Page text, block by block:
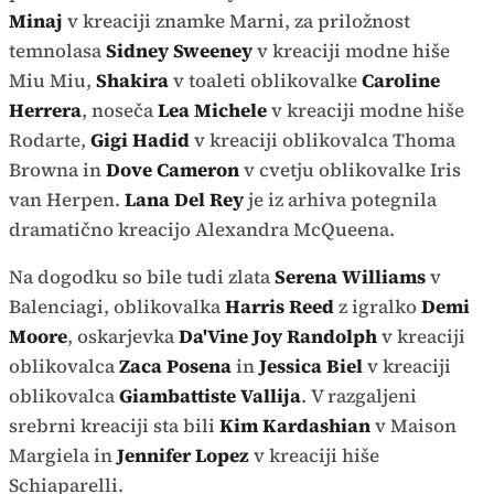
Minaj v kreaciji znamke Marni, za priložnost
temnolasaSidney Sweeneyv kreaciji modne hiše
Miu Miu, Shakirav toaleti oblikovalkeCaroline
Herrera, nosečaLea Michelev kreaciji modne hiše
Rodarte, Gigi Hadidv kreaciji oblikovalca Thoma
Browna inDove Cameronv cvetju oblikovalke Iris
van Herpen. Lana Del Reyje iz arhiva potegnila
dramatično kreacijo Alexandra McQueena.
Na dogodku so bile tudi zlataSerena Williamsv
Balenciagi, oblikovalkaHarris Reedz igralkoDemi
Moore, oskarjevkaDa'Vine Joy Randolphv kreaciji
oblikovalcaZaca PosenainJessica Bielv kreaciji
oblikovalcaGiambattiste Vallija. V razgaljeni
srebrni kreaciji sta bili Kim Kardashianv Maison
Margiela inJennifer Lopezv kreaciji hiše
Schiaparelli.